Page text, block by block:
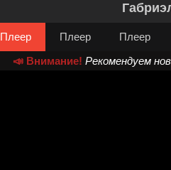
Плеер Плеер Плеер
📣 Внимание! Рекомендуем